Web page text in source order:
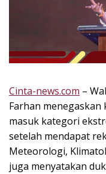
,
P
n
I
n
s
p
Cinta-news.com –
Farhan menegaskan
masuk kategori
setelah mendapat
Meteorologi,
juga menyatakan